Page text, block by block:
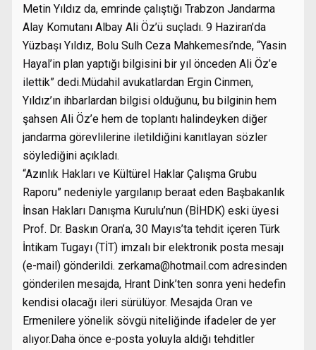
Metin Yıldız da, emrinde çalıştığı Trabzon Jandarma
Alay Komutanı Albay Ali Öz’ü suçladı. 9 Haziran’da
Yüzbaşı Yıldız, Bolu Sulh Ceza Mahkemesi’nde, “Yasin
Hayal’in plan yaptığı bilgisini bir yıl önceden Ali Öz’e
ilettik” dedi.Müdahil avukatlardan Ergin Cinmen,
Yıldız’ın ihbarlardan bilgisi olduğunu, bu bilginin hem
şahsen Ali Öz’e hem de toplantı halindeyken diğer
jandarma görevlilerine iletildiğini kanıtlayan sözler
söylediğini açıkladı.
“Azınlık Hakları ve Kültürel Haklar Çalışma Grubu
Raporu” nedeniyle yargılanıp beraat eden Başbakanlık
İnsan Hakları Danışma Kurulu’nun (BİHDK) eski üyesi
Prof. Dr. Baskın Oran’a, 30 Mayıs’ta tehdit içeren Türk
İntikam Tugayı (TİT) imzalı bir elektronik posta mesajı
(e-mail) gönderildi. zerkama@hotmail.com adresinden
gönderilen mesajda, Hrant Dink’ten sonra yeni hedefin
kendisi olacağı ileri sürülüyor. Mesajda Oran ve
Ermenilere yönelik sövgü niteliğinde ifadeler de yer
alıyor.Daha önce e-posta yoluyla aldığı tehditler